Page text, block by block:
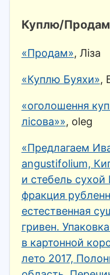
Куплю/
«Продам», Ліза
«Куплю Буяхи»,
«оголошення
лісова»», oleg
«Предлагаем
angustifolium,
и стебель
фракция
естественная
гривен.
в картонной
лето 2017,